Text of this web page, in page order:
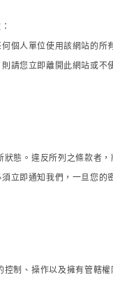
個人單位使用該網站的所
請您立即離開此網站或不
態。違反所列之條款
立即通知我們，一旦您的
制、操作以及擁有管